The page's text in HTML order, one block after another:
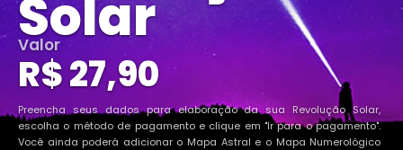
Solar
Valor
R$ 27,90
Preencha seus dados para elaboração da sua Revolução Solar,
escolha o método de pagamento e clique em "Ir para o pagamento".
Você ainda poderá adicionar o Mapa Astral e o Mapa Numerológico